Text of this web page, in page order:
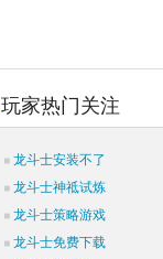
玩家热门关注
龙斗士安装不了
龙斗士神祗试炼
龙斗士策略游戏
龙斗士免费下载